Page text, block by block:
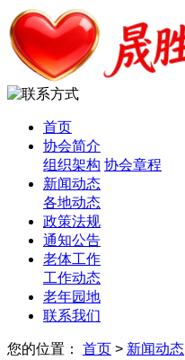
首页
协会简介
组织架构 协会章程
新闻动态
各地动态
政策法规
通知公告
老体工作
工作动态
老年园地
联系我们
您的位置： 首页 > 新闻动态